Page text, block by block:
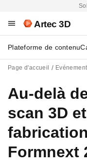
Artec 3D
Plateforme de contenu
Page d'accueil
Au-delà
scan 3D
Formnext